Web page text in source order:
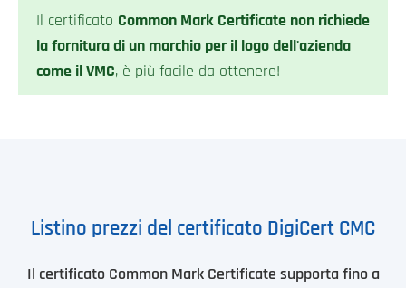
Il certificato Common Mark Certificate non richiede
la fornitura di un marchio per il logo dell'azienda
come il VMC, è più facile da ottenere!
Listino prezzi del certificato DigiCert CMC
Il certificato Common Mark Certificate supporta fino a